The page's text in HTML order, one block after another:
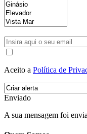
Aceito a Política de
Enviado
A sua mensagem foi